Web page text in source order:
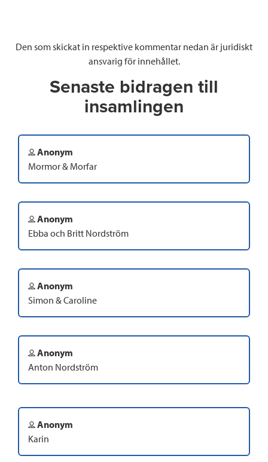
Den som skickat in respektive kommentar nedan är juridiskt
ansvarig för innehållet.
Senaste bidragen till
insamlingen
Anonym
Mormor & Morfar
Anonym
Ebba och Britt Nordström
Anonym
Simon & Caroline
Anonym
Anton Nordström
Anonym
Karin